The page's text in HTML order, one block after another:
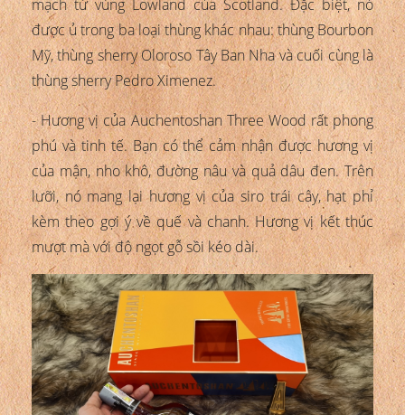
mạch từ vùng Lowland của Scotland. Đặc biệt, nó
được ủ trong ba loại thùng khác nhau: thùng Bourbon
Mỹ, thùng sherry Oloroso Tây Ban Nha và cuối cùng là
thùng sherry Pedro Ximenez.
- Hương vị của Auchentoshan Three Wood rất phong
phú và tinh tế. Bạn có thể cảm nhận được hương vị
của mận, nho khô, đường nâu và quả dâu đen. Trên
lưỡi, nó mang lại hương vị của siro trái cây, hạt phỉ
kèm theo gợi ý về quế và chanh. Hương vị kết thúc
mượt mà với độ ngọt gỗ sồi kéo dài.